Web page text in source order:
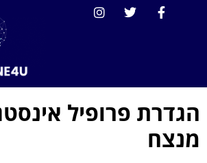
הגדרת פרופיל
מנצח